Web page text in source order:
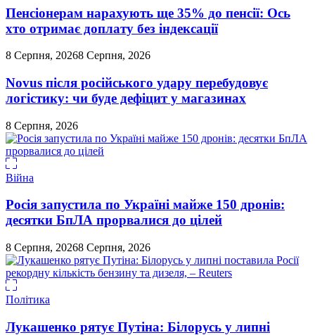
Пенсіонерам нарахують ще 35% до пенсії: Ось
хто отримає доплату без індексації
8 Серпня, 20268 Серпня, 2026
Novus після російського удару перебудовує
логістику: чи буде дефіцит у магазинах
8 Серпня, 2026
Війна
Росія запустила по Україні майже 150 дронів:
десятки БпЛА прорвалися до цілей
8 Серпня, 20268 Серпня, 2026
Політика
Лукашенко рятує Путіна: Білорусь у липні